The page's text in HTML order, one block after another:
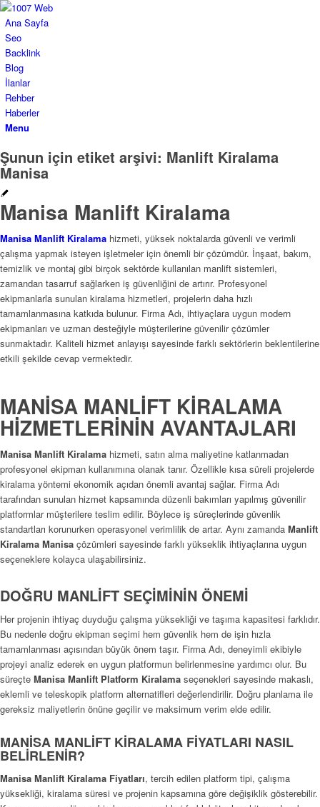
Ana Sayfa
Seo
Backlink
Blog
İlanlar
Rehber
Haberler
Menu
Şunun için etiket arşivi: Manlift Kiralama
Manisa
Manisa Manlift Kiralama
Manisa Manlift Kiralama hizmeti, yüksek noktalarda güvenli ve verimli
çalışma yapmak isteyen işletmeler için önemli bir çözümdür. İnşaat, bakım,
temizlik ve montaj gibi birçok sektörde kullanılan manlift sistemleri,
zamandan tasarruf sağlarken iş güvenliğini de artırır. Profesyonel
ekipmanlarla sunulan kiralama hizmetleri, projelerin daha hızlı
tamamlanmasına katkıda bulunur. Firma Adı, ihtiyaçlara uygun modern
ekipmanları ve uzman desteğiyle müşterilerine güvenilir çözümler
sunmaktadır. Kaliteli hizmet anlayışı sayesinde farklı sektörlerin beklentilerine
etkili şekilde cevap vermektedir.
MANİSA MANLİFT KİRALAMA
HİZMETLERİNİN AVANTAJLARI
Manisa Manlift Kiralama hizmeti, satın alma maliyetine katlanmadan
profesyonel ekipman kullanımına olanak tanır. Özellikle kısa süreli projelerde
kiralama yöntemi ekonomik açıdan önemli avantaj sağlar. Firma Adı
tarafından sunulan hizmet kapsamında düzenli bakımları yapılmış güvenilir
platformlar müşterilere teslim edilir. Böylece iş süreçlerinde güvenlik
standartları korunurken operasyonel verimlilik de artar. Aynı zamanda Manlift
Kiralama Manisa çözümleri sayesinde farklı yükseklik ihtiyaçlarına uygun
seçeneklere kolayca ulaşabilirsiniz.
DOĞRU MANLİFT SEÇİMİNİN ÖNEMİ
Her projenin ihtiyaç duyduğu çalışma yüksekliği ve taşıma kapasitesi farklıdır.
Bu nedenle doğru ekipman seçimi hem güvenlik hem de işin hızla
tamamlanması açısından büyük önem taşır. Firma Adı, deneyimli ekibiyle
projeyi analiz ederek en uygun platformun belirlenmesine yardımcı olur. Bu
süreçte Manisa Manlift Platform Kiralama seçenekleri sayesinde makaslı,
eklemli ve teleskopik platform alternatifleri değerlendirilir. Doğru planlama ile
gereksiz maliyetlerin önüne geçilir ve maksimum verim elde edilir.
MANİSA MANLİFT KİRALAMA FİYATLARI NASIL
BELİRLENİR?
Manisa Manlift Kiralama Fiyatları, tercih edilen platform tipi, çalışma
yüksekliği, kiralama süresi ve projenin kapsamına göre değişiklik gösterebilir.